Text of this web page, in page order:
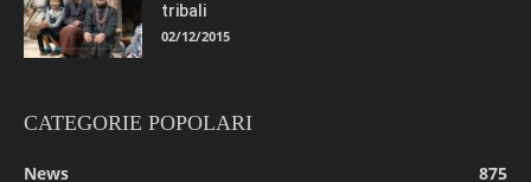
tribali
02/12/2015
CATEGORIE POPOLARI
News
875